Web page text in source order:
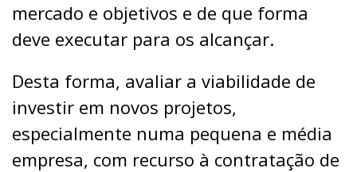
mercado e objetivos e de que forma
deve executar para os alcançar.
Desta forma, avaliar a viabilidade de
investir em novos projetos,
especialmente numa pequena e média
empresa, com recurso à contratação de